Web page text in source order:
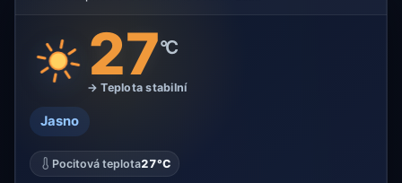
27°C
→ Teplota stabilní
Jasno
Pocitová teplota27°C